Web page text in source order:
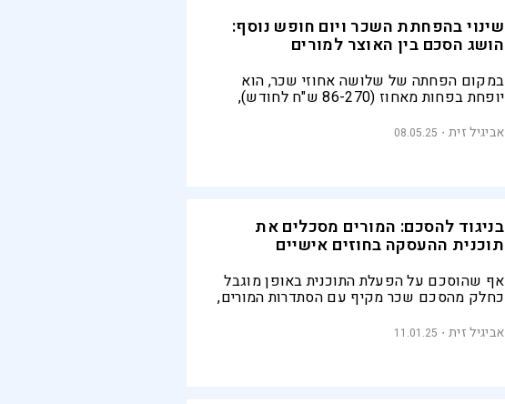
שינוי בהפחתת השכר ויום חופש נוסף:
הושג הסכם בין האוצר למורים
במקום הפחתה של שלושה אחוזי שכר, הוא
יופחת בפחות מאחוז (86-270 ש"ח לחודש),
מוסדות גוש דן ממשיכים להוביל את המחאה
אביגיל זית 08.05.25
בניגוד להסכם: המורים מסכלים את
תוכנית ההעסקה בחוזים אישיים
אף שהוסכם על הפעלת התוכנית באופן מוגבל
כחלק מהסכם שכר מקיף עם הסתדרות המורים,
מתברר שבהסתדרות נלחמים בתוכנית ותוקעים
אביגיל זית 11.01.25